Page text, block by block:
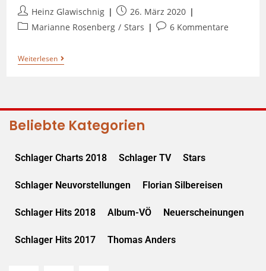
Heinz Glawischnig
26. März 2020
Marianne Rosenberg / Stars 6 Kommentare
Weiterlesen
Beliebte Kategorien
Schlager Charts 2018 Schlager TV Stars
Schlager Neuvorstellungen Florian Silbereisen
Schlager Hits 2018 Album-VÖ Neuerscheinungen
Schlager Hits 2017 Thomas Anders